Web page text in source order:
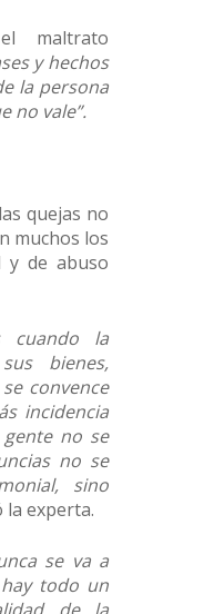
maltrato
y hechos
la persona
no vale”.
quejas no
muchos los
y de abuso
cuando la
bienes,
convence
incidencia
no se
no se
sino
la experta.
se va a
todo un